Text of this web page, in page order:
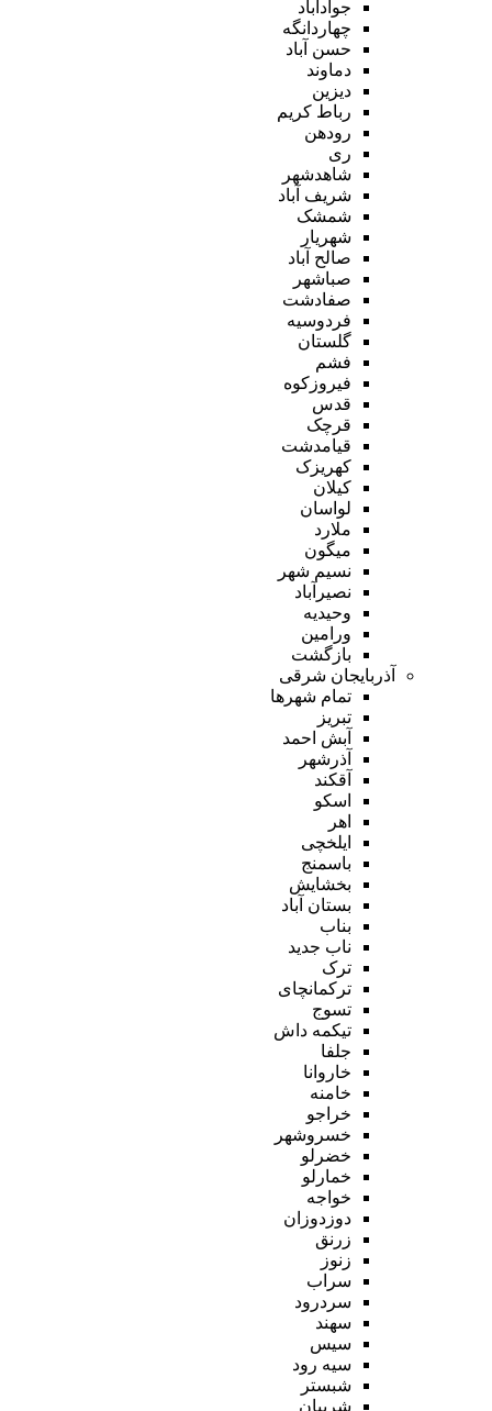
جوادآباد
چهاردانگه
حسن آباد
دماوند
دیزین
رباط کریم
رودهن
ری
شاهدشهر
شریف آباد
شمشک
شهریار
صالح آباد
صباشهر
صفادشت
فردوسیه
گلستان
فشم
فیروزکوه
قدس
قرچک
قیامدشت
کهریزک
کیلان
لواسان
ملارد
میگون
نسیم شهر
نصیرآباد
وحیدیه
ورامین
بازگشت
آذربایجان شرقی
تمام شهر‌ها
تبریز
آبش احمد
آذرشهر
آقکند
اسکو
اهر
ایلخچی
باسمنج
بخشایش
بستان آباد
بناب
ناب جدید
ترک
ترکمانچای
تسوج
تیکمه داش
جلفا
خاروانا
خامنه
خراجو
خسروشهر
خضرلو
خمارلو
خواجه
دوزدوزان
زرنق
زنوز
سراب
سردرود
سهند
سیس
سیه رود
شبستر
شربیان